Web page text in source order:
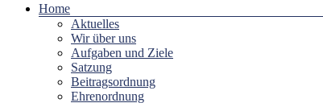
Home
Aktuelles
Wir über uns
Aufgaben und Ziele
Satzung
Beitragsordnung
Ehrenordnung